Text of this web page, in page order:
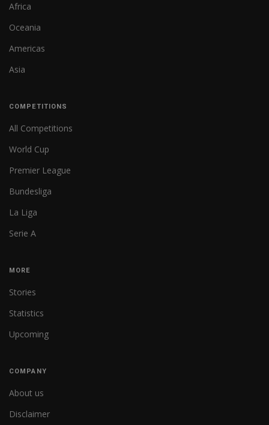
Africa
Oceania
Americas
Asia
COMPETITIONS
All Competitions
World Cup
Premier League
Bundesliga
La Liga
Serie A
MORE
Stories
Statistics
Upcoming
COMPANY
About us
Disclaimer